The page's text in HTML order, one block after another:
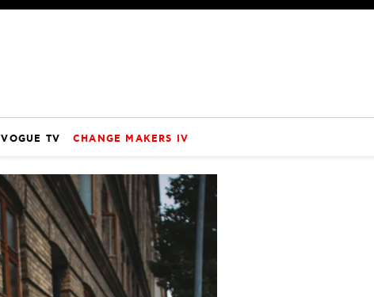
VOGUE TV CHANGE MAKERS IV